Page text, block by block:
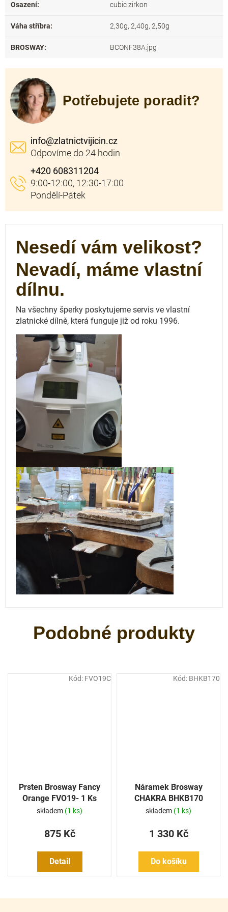
Osazení: cubic zirkon
Váha stříbra: 2,30g, 2,40g, 2,50g
BROSWAY: BCONF38A.jpg
Potřebujete poradit?
info@zlatnictvijicin.cz
+420 608311204
Prsten Brosway Fancy
Orange FVO19- 1 Ks
skladem (1 ks)
875 Kč
Detail
Kód: FVO19C
Náramek Brosway
CHAKRA BHKB170
skladem (1 ks)
1 330 Kč
Do košíku
Kód: BHKB170
Nesedí vám velikost?
Nevadí, máme vlastní
dílnu.
Na všechny šperky poskytujeme servis ve vlastní
zlatnické dílně, která funguje již od roku 1996.